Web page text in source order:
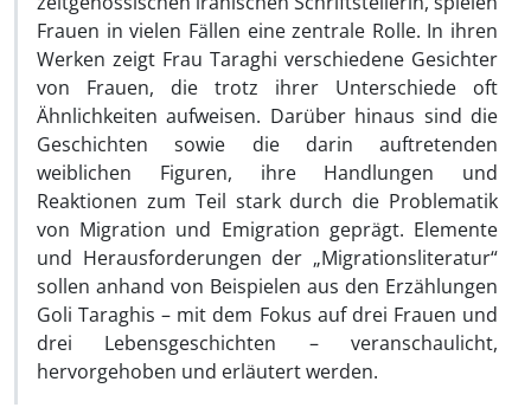
Frauen in vielen Fällen eine zentrale Rolle. In ihren
Werken zeigt Frau Taraghi verschiedene Gesichter
von Frauen, die trotz ihrer Unterschiede oft
Ähnlichkeiten aufweisen. Darüber hinaus sind die
Geschichten sowie die darin auftretenden
weiblichen Figuren, ihre Handlungen und
Reaktionen zum Teil stark durch die Problematik
von Migration und Emigration geprägt. Elemente
und Herausforderungen der „Migrationsliteratur“
sollen anhand von Beispielen aus den Erzählungen
Goli Taraghis – mit dem Fokus auf drei Frauen und
drei Lebensgeschichten – veranschaulicht,
hervorgehoben und erläutert werden.